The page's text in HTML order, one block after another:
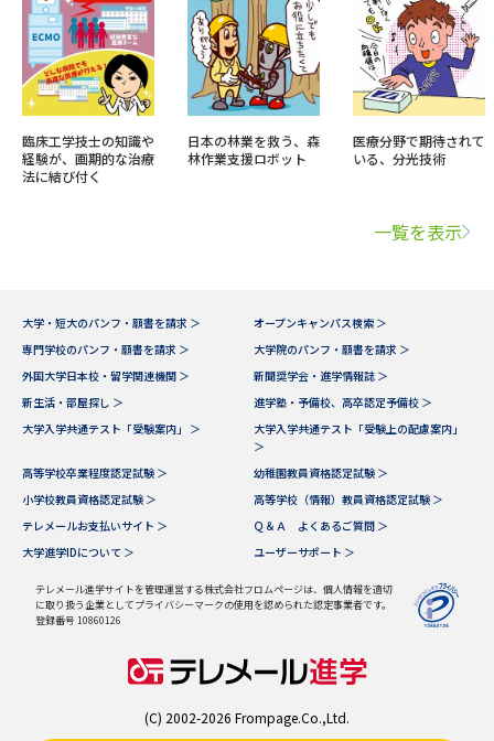
臨床工学技士の知識や
経験が、画期的な治療
法に結び付く
日本の林業を救う、森
林作業支援ロボット
医療分野で期待されて
いる、分光技術
一覧を表示
大学・短大のパンフ・願書を請求 ＞
オープンキャンパス検索 ＞
専門学校のパンフ・願書を請求 ＞
大学院のパンフ・願書を請求 ＞
外国大学日本校・留学関連機関 ＞
新聞奨学会・進学情報誌 ＞
新生活・部屋探し ＞
進学塾・予備校、高卒認定予備校 ＞
大学入学共通テスト「受験案内」 ＞
大学入学共通テスト「受験上の配慮案内」
＞
高等学校卒業程度認定試験 ＞
幼稚園教員資格認定試験 ＞
小学校教員資格認定試験 ＞
高等学校（情報）教員資格認定試験 ＞
テレメールお支払いサイト ＞
Ｑ＆Ａ よくあるご質問 ＞
大学進学IDについて ＞
ユーザーサポート ＞
テレメール進学サイトを管理運営する株式会社フロムページは、個人情報を適切
に取り扱う企業としてプライバシーマークの使用を認められた認定事業者です。
登録番号 10860126
(C) 2002-2026 Frompage.Co.,Ltd.